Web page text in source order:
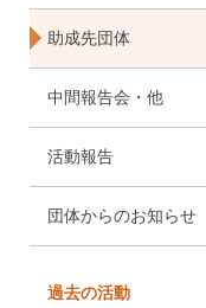
助成先団体
中間報告会・他
活動報告
団体からのお知らせ
過去の活動